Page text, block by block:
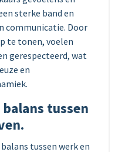
sterke band en
communicatie. Door
te tonen, voelen
gerespecteerd, wat
en
balans tussen
tussen werk en